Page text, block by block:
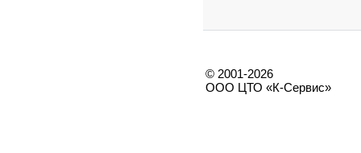
© 2001-2026
ООО ЦТО «К-Сервис»